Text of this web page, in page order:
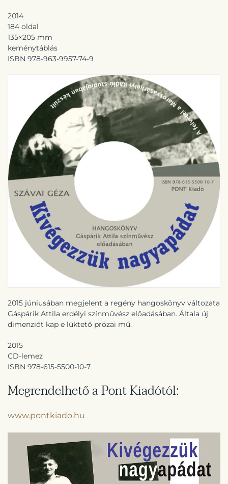
2014
184 oldal
135×205 mm
keménytáblás
ISBN 978-963-9957-74-9
2015 júniusában megjelent a regény hangoskönyv változata
Gáspárik Attila erdélyi színművész előadásában. Általa új
dimenziót kap e lüktető prózai mű.
2015
CD-lemez
ISBN 978-615-5500-10-7
Megrendelhető a Pont Kiadótól:
www.pontkiado.hu